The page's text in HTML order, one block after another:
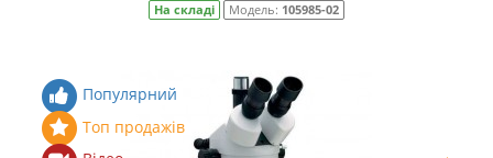
На складі Модель: 105985-02
Популярний
Топ продажів